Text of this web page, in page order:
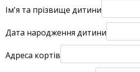
Ім'я та прізвище дитини
Дата народження дитини
Адреса кортів